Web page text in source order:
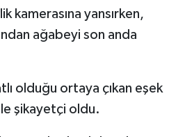
kamerasına yansırken,
ağabeyi son anda
olduğu ortaya çıkan eşek
şikayetçi oldu.